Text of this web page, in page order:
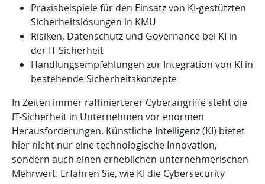
Praxisbeispiele für den Einsatz von KI-gestützten
Sicherheitslösungen in KMU
Risiken, Datenschutz und Governance bei KI in
der IT-Sicherheit
Handlungsempfehlungen zur Integration von KI in
bestehende Sicherheitskonzepte
In Zeiten immer raffinierterer Cyberangriffe steht die
IT-Sicherheit in Unternehmen vor enormen
Herausforderungen. Künstliche Intelligenz (KI) bietet
hier nicht nur eine technologische Innovation,
sondern auch einen erheblichen unternehmerischen
Mehrwert. Erfahren Sie, wie KI die Cybersecurity